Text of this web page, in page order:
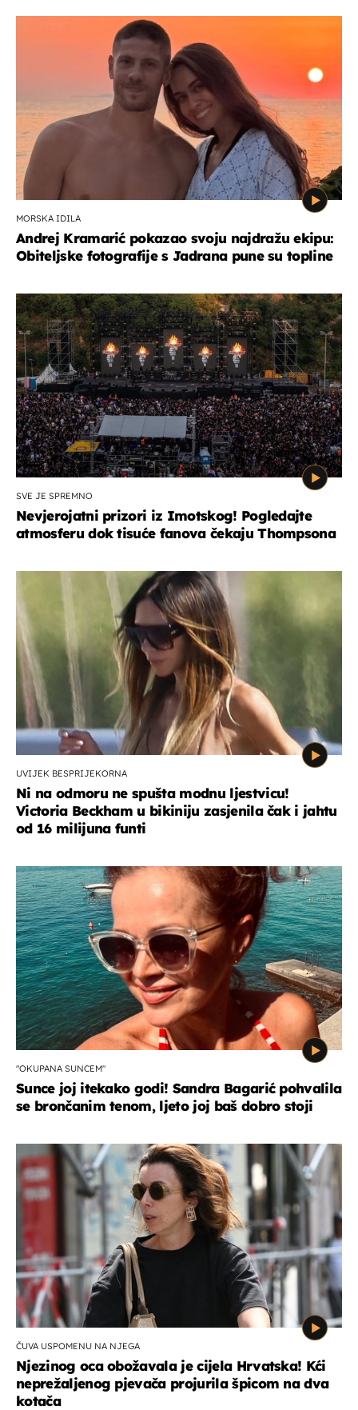
MORSKA IDILA
Andrej Kramarić pokazao svoju najdražu ekipu:
Obiteljske fotografije s Jadrana pune su topline
SVE JE SPREMNO
Nevjerojatni prizori iz Imotskog! Pogledajte
atmosferu dok tisuće fanova čekaju Thompsona
UVIJEK BESPRIJEKORNA
Ni na odmoru ne spušta modnu ljestvicu!
Victoria Beckham u bikiniju zasjenila čak i jahtu
od 16 milijuna funti
"OKUPANA SUNCEM"
Sunce joj itekako godi! Sandra Bagarić pohvalila
se brončanim tenom, ljeto joj baš dobro stoji
ČUVA USPOMENU NA NJEGA
Njezinog oca obožavala je cijela Hrvatska! Kći
neprežaljenog pjevača projurila špicom na dva
kotača